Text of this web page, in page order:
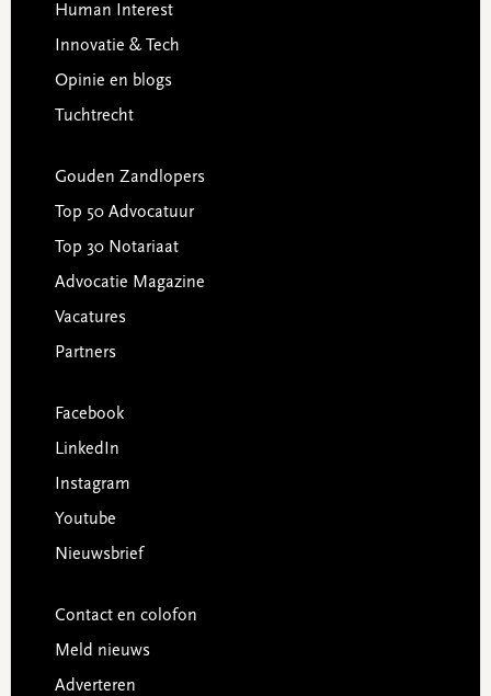
Human Interest
Innovatie & Tech
Opinie en blogs
Tuchtrecht
Gouden Zandlopers
Top 50 Advocatuur
Top 30 Notariaat
Advocatie Magazine
Vacatures
Partners
Facebook
LinkedIn
Instagram
Youtube
Nieuwsbrief
Contact en colofon
Meld nieuws
Adverteren